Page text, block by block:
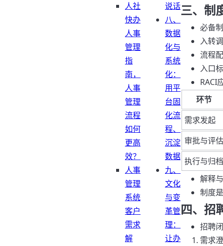
人社
快办
人事
管理
指
南，
人事
管理
流程
如何
更高
效？
人事
管理
系统
客户
需求
解
说话
八、
数据
化与
系统
化：
用平
台固
化流
程、
沉淀
数据
九、
文化
与变
革管
理：
让办
三、制
必备
入转
流程
入口
RACI
环节
需求发起
审批与评估
执行与归档
解释
制度
四、招
招聘
需求